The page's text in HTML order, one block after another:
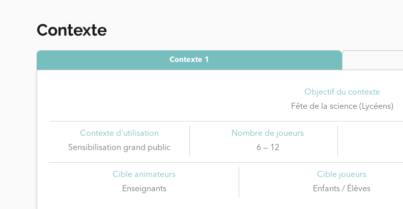
Contexte
Contexte 1
Objectif du contexte
Fête de la science (Lycéens)
Contexte d'utilisation
Sensibilisation grand public
Nombre de joueurs
6 — 12
Cible animateurs
Enseignants
Cible joueurs
Enfants / Élèves